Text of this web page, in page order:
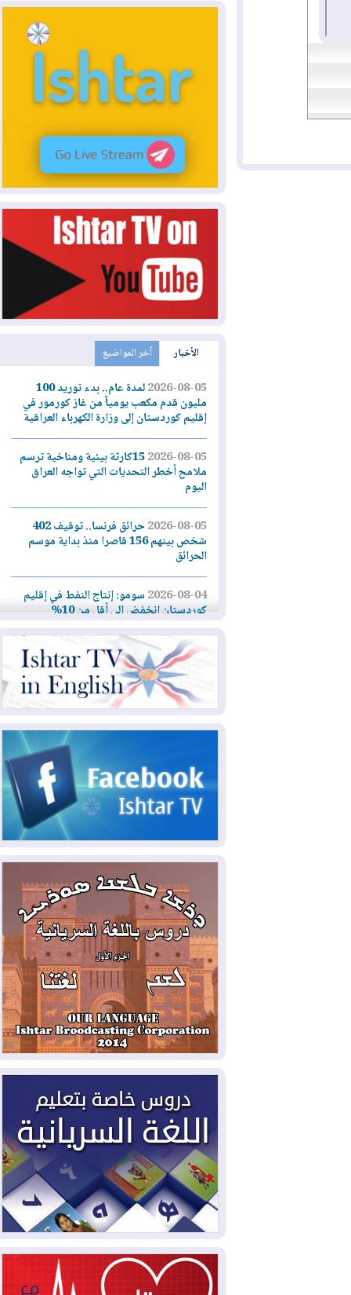
الأخبار آخر المواضيع
2026-08-05 لمدة عام.. بدء توريد 100
مليون قدم مكعب يومياً من غاز كورمور في
إقليم كوردستان إلى وزارة الكهرباء العراقية
2026-08-05
15كارثة بيئية ومناخية ترسم
ملامح أخطر التحديات التي تواجه العراق
اليوم
2026-08-05
حرائق فرنسا.. توقيف 402
شخص بينهم 156 قاصرا منذ بداية موسم
الحرائق
2026-08-04سومو: إنتاج النفط في إقليم
كوردستان انخفض إلى أقل من 10%
2026-08-04 ملفات حقبة الكاظمي تعود إلى
الواجهة.. أنباء عن مراجعات قضائية
وتحقيقات أوسع في قضايا فساد
الرئاسية ويحذر من "حرب أهلية" في
2026-08-03رئيس إقليم كوردستان في
دمشق في زيارة رسمية
2026-08-03العراق يؤكد مجدداً التزامه
بمنع الهجمات على الدول المجاورة
2026-08-03العجز والاقتراض يطوقان
المالية العراقية.. اقتراض يتجاوز 3 تريليونات
دينار!
2026-08-03كوبا تغرق في الظلام مجددا
وانهيار الشبكة الكهربائية
2026-08-03
أوامر بإجلاء 60 ألف شخص
بسبب الحرائق في ولاية واشنطن
2026-08-02مشروع "حسابي" يُمهل
الموظفين حتى نهاية أغسطس لاستلام
بطاقاتهم المصرفية
2026-08-02دمشق وعمّان تحذران بغداد:
أي هجوم من أراضي العراق سيواجه برد
2026-08-02ترامب: الولايات المتحدة
وإسرائيل تعلقان شن ضربات على إيران
2026-08-01تقرير: الولايات المتحدة تسحب
منظومة باتريوت الدفاعية من أربيل